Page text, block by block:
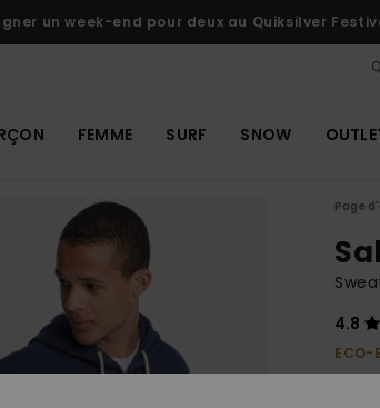
un week-end pour deux au Quiksilver
FEMME SURF SNOW
Page
4.8
ECO-